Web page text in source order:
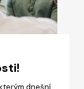
dnešní